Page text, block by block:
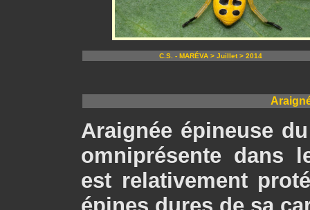
C.S. - MARÉVA > Juillet > 2014
Araignée épineuse
omniprésente dans
est relativement